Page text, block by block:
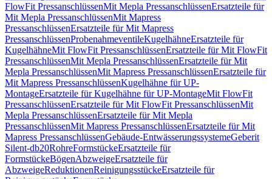
FlowFit PressanschlüssenMit Mepla PressanschlüssenErsatzteile für
Mit Mepla PressanschlüssenMit Mapress
PressanschlüssenErsatzteile für Mit Mapress
PressanschlüssenProbenahmeventileKugelhähneErsatzteile für
KugelhähneMit FlowFit PressanschlüssenErsatzteile für Mit FlowFit
PressanschlüssenMit Mepla PressanschlüssenErsatzteile für Mit
Mepla PressanschlüssenMit Mapress PressanschlüssenErsatzteile für
Mit Mapress PressanschlüssenKugelhähne für UP-
MontageErsatzteile für Kugelhähne für UP-MontageMit FlowFit
PressanschlüssenErsatzteile für Mit FlowFit PressanschlüssenMit
Mepla PressanschlüssenErsatzteile für Mit Mepla
PressanschlüssenMit Mapress PressanschlüssenErsatzteile für Mit
Mapress PressanschlüssenGebäude-EntwässerungssystemeGeberit
Silent-db20RohreFormstückeErsatzteile für
FormstückeBögenAbzweigeErsatzteile für
AbzweigeReduktionenReinigungsstückeErsatzteile für